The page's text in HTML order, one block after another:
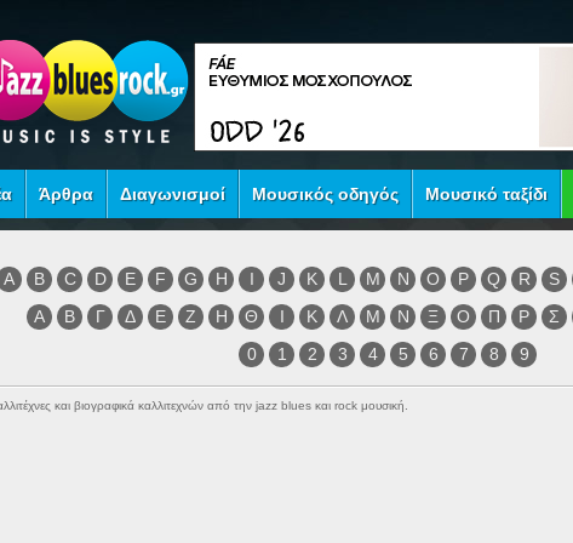
Άρθρα Διαγωνισμοί Μουσικός οδηγός Μουσικό ταξίδι
A B C D E F G H I J K L M N O P Q R S
Α
Β Γ Δ Ε Ζ Η Θ Ι Κ Λ Μ Ν Ξ Ο Π Ρ Σ
0
1 2 3 4 5 6 7 8 9
και βιογραφικά καλλιτεχνών από την jazz blues και rock μουσική.